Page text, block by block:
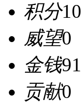
积分
威望0
金钱
贡献0